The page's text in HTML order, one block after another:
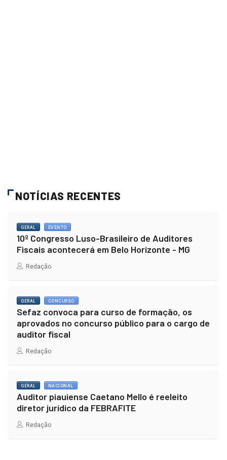
NOTÍCIAS RECENTES
GERAL EVENTO
10º Congresso Luso-Brasileiro de Auditores
Fiscais acontecerá em Belo Horizonte - MG
Redação
GERAL CONCURSO
Sefaz convoca para curso de formação, os
aprovados no concurso público para o cargo de
auditor fiscal
Redação
GERAL NACIONAL
Auditor piauiense Caetano Mello é reeleito
diretor jurídico da FEBRAFITE
Redação